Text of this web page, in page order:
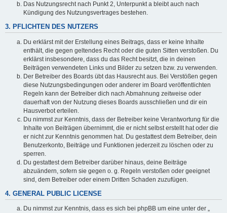
Das Nutzungsrecht nach Punkt 2, Unterpunkt a bleibt auch nach
Kündigung des Nutzungsvertrages bestehen.
3. PFLICHTEN DES NUTZERS
Du erklärst mit der Erstellung eines Beitrags, dass er keine Inhalte
enthält, die gegen geltendes Recht oder die guten Sitten verstoßen. Du
erklärst insbesondere, dass du das Recht besitzt, die in deinen
Beiträgen verwendeten Links und Bilder zu setzen bzw. zu verwenden.
Der Betreiber des Boards übt das Hausrecht aus. Bei Verstößen gegen
diese Nutzungsbedingungen oder anderer im Board veröffentlichten
Regeln kann der Betreiber dich nach Abmahnung zeitweise oder
dauerhaft von der Nutzung dieses Boards ausschließen und dir ein
Hausverbot erteilen.
Du nimmst zur Kenntnis, dass der Betreiber keine Verantwortung für die
Inhalte von Beiträgen übernimmt, die er nicht selbst erstellt hat oder die
er nicht zur Kenntnis genommen hat. Du gestattest dem Betreiber, dein
Benutzerkonto, Beiträge und Funktionen jederzeit zu löschen oder zu
sperren.
Du gestattest dem Betreiber darüber hinaus, deine Beiträge
abzuändern, sofern sie gegen o. g. Regeln verstoßen oder geeignet
sind, dem Betreiber oder einem Dritten Schaden zuzufügen.
4. GENERAL PUBLIC LICENSE
Du nimmst zur Kenntnis, dass es sich bei phpBB um eine unter der „